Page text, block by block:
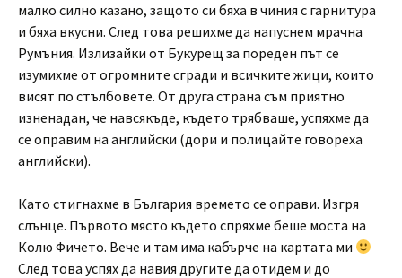
малко силно казано, защото си бяха в чиния с гарнитура
и бяха вкусни. След това решихме да напуснем мрачна
Румъния. Излизайки от Букурещ за пореден път се
изумихме от огромните сгради и всичките жици, които
висят по стълбовете. От друга страна съм приятно
изненадан, че навсякъде, където трябваше, успяхме да
се оправим на английски (дори и полицайте говореха
английски).
Като стигнахме в България времето се оправи. Изгря
слънце. Първото място където спряхме беше моста на
Колю Фичето. Вече и там има кабърче на картата ми
След това успях да навия другите да отидем и до